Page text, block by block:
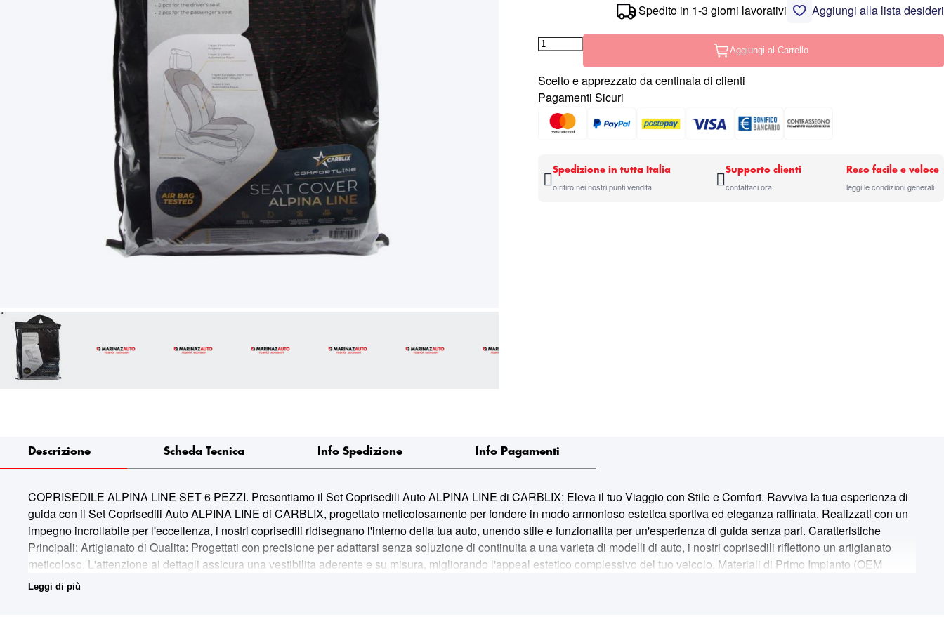
Aggiungi alla lista desideri
Spedito in 1-3 giorni lavorativi
Aggiungi al Carrello
Scelto e apprezzato da centinaia di clienti
Pagamenti Sicuri
Spedizione in tutta Italia
o ritiro nei nostri punti vendita
Supporto clienti
contattaci ora
Reso facile e veloce
leggi le condizioni generali
Descrizione
COPRISEDILE ALPINA LINE SET 6 PEZZI. Presentiamo il Set Coprisedili Auto ALPINA LINE di CARBLIX: Eleva il tuo Viaggio con Stile e Comfort. Ravviva la tua esperienza di
guida con il Set Coprisedili Auto ALPINA LINE di CARBLIX, progettato meticolosamente per fondere in modo armonioso estetica sportiva ed eleganza raffinata. Realizzati con un
impegno incrollabile per l'eccellenza, i nostri coprisedili ridisegnano l'interno della tua auto, unendo stile e funzionalita per un'esperienza di guida senza pari. Caratteristiche
Principali: Artigianato di Qualita: Progettati con precisione per adattarsi senza soluzione di continuita a una varieta di modelli di auto, i nostri coprisedili riflettono un artigianato
meticoloso. L'attenzione ai dettagli assicura una vestibilita aderente e su misura, migliorando l'appeal estetico complessivo del tuo veicolo. Materiali di Primo Impianto (OEM
(materiali di primo impianto)): Da CARBLIX, ci atteniamo agli standard piu elevati. I nostri Coprisedili ALPINA LINE sono realizzati con materiali di prima qualita simili a quelli
Leggi di più
Scheda Tecnica Info Spedizione Info Pagamenti